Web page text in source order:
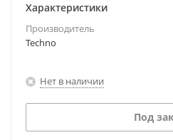
Характеристики
Производитель
Techno
Нет в наличии
Под